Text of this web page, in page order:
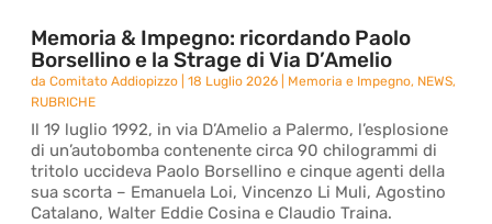
Memoria & Impegno: ricordando Paolo
Borsellino e la Strage di Via D’Amelio
daComitato Addiopizzo |18 Luglio 2026 Memoria e Impegno, NEWS,
RUBRICHE
Il 19 luglio 1992, in via D’Amelio a Palermo, l’esplosione
di un’autobomba contenente circa 90 chilogrammi di
tritolo uccideva Paolo Borsellino e cinque agenti della
sua scorta – Emanuela Loi, Vincenzo Li Muli, Agostino
Catalano, Walter Eddie Cosina e Claudio Traina.